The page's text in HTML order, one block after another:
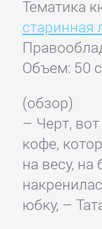
Тематика
старинная
Объем: 50
(обзор)
– Черт,
кофе,
на весу,
юбку, –